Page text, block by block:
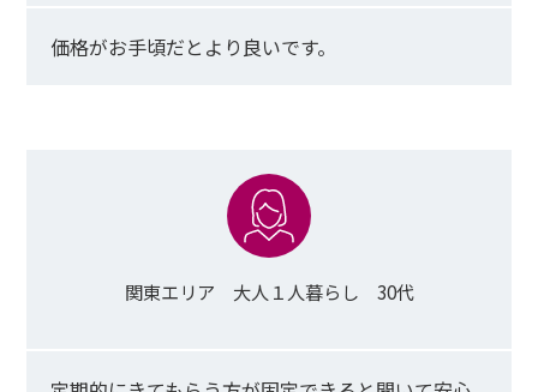
価格がお手頃だとより良いです。
関東エリア 大人１人暮らし 30代